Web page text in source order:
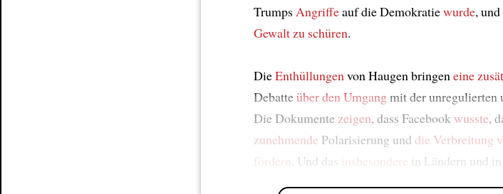
TrumpsAngriffeauf die Demokratiewurde,
Gewalt zu schüren.
DieEnthüllungenvon Haugen bringeneine
Debatteüber den Umgangmit der unregulierten
Die Dokumentezeigen, dass Facebook wusste,
zunehmende Polarisierung und die Verbreitung
fördern . Und das insbesondere in Ländern und in